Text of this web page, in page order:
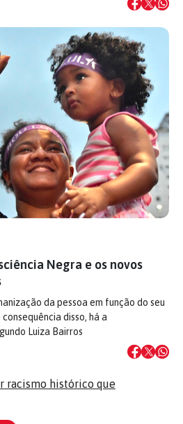
Negra e os novos
da pessoa em função do seu
disso, há a
Luiza Bairros